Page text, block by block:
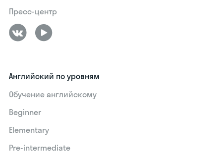
Пресс-центр
Английский по уровням
Обучение английскому
Beginner
Elementary
Pre-intermediate